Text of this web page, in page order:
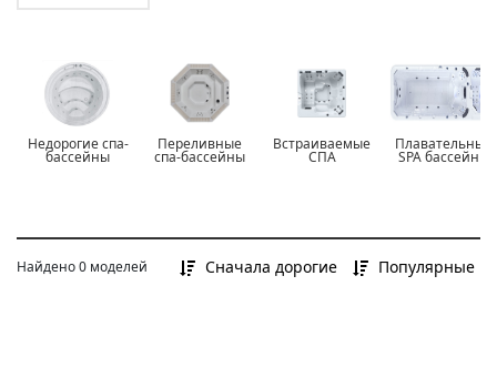
Все
до 400 000 Р
от 400 000 Р до 700 000 Р
от 700 000 Р и более
Недорогие спа-
бассейны
Переливные
спа-бассейны
Встраиваемые
СПА
Плавательные
SPA бассейны
Найдено 0 моделей Сначала дорогие Популярные